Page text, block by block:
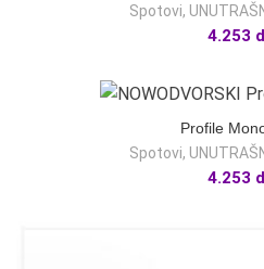
Spotovi,
4.253
Profile
Spotovi,
4.253